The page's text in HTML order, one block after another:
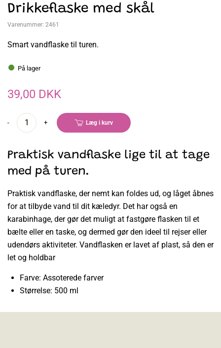
Drikkeflaske med skål
Varenummer: 2461
Smart vandflaske til turen.
På lager
39,00 DKK
- + Læg i kurv
Praktisk vandflaske lige til at tage
med på turen.
Praktisk vandflaske, der nemt kan foldes ud, og låget åbnes
for at tilbyde vand til dit kæledyr. Det har også en
karabinhage, der gør det muligt at fastgøre flasken til et
bælte eller en taske, og dermed gør den ideel til rejser eller
udendørs aktiviteter. Vandflasken er lavet af plast, så den er
let og holdbar
Farve: Assoterede farver
Størrelse: 500 ml